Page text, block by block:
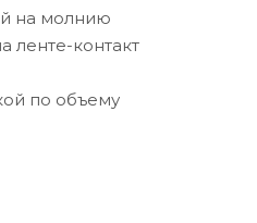
на молнию
ленте-контакт
по объему